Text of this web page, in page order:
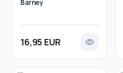
Barney
16,95 EUR